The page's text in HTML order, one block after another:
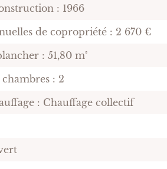
: 1966
de copropriété : 2 670 €
: 51,80 m²
: 2
: Chauffage collectif